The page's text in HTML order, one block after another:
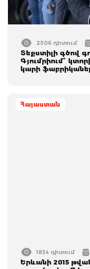
2506 դիտում
Տեքստիլի գծով
Գյումրիում՝
կարի
Հայաստան
1834 դիտում
Երևանի 2015